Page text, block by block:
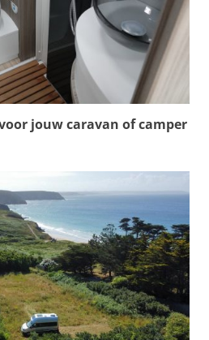
jouw caravan of camper